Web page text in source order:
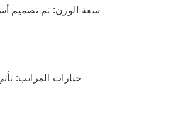
سعة الوزن: تم تصميم
خيارات المراتب: